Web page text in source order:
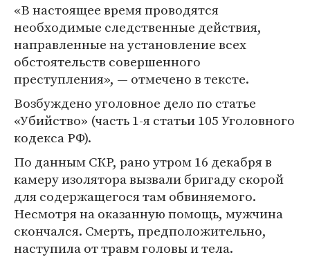
«В настоящее время проводятся
необходимые следственные действия,
направленные на установление всех
обстоятельств совершенного
преступления», — отмечено в тексте.
Возбуждено уголовное дело по статье
«Убийство» (часть 1-я статьи 105 Уголовного
кодекса РФ).
По данным СКР, рано утром 16 декабря в
камеру изолятора вызвали бригаду скорой
для содержащегося там обвиняемого.
Несмотря на оказанную помощь, мужчина
скончался. Смерть, предположительно,
наступила от травм головы и тела.